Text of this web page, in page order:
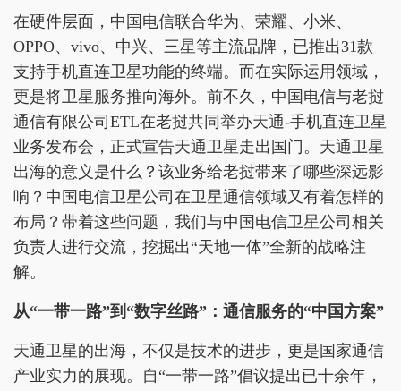
在硬件层面，中国电信联合华为、荣耀、小米、
OPPO、vivo、中兴、三星等主流品牌，已推出31款
支持手机直连卫星功能的终端。而在实际运用领域，
更是将卫星服务推向海外。前不久，中国电信与老挝
通信有限公司ETL在老挝共同举办天通-手机直连卫星
业务发布会，正式宣告天通卫星走出国门。天通卫星
出海的意义是什么？该业务给老挝带来了哪些深远影
响？中国电信卫星公司在卫星通信领域又有着怎样的
布局？带着这些问题，我们与中国电信卫星公司相关
负责人进行交流，挖掘出“天地一体”全新的战略注
解。
从“一带一路”到“数字丝路”：通信服务的“中国方案”
天通卫星的出海，不仅是技术的进步，更是国家通信
产业实力的展现。自“一带一路”倡议提出已十余年，